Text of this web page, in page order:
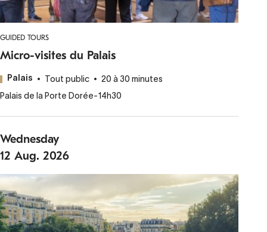
GUIDED TOURS
Micro-visites du Palais
Palais Tout public
20 à 30 minutes
Palais de la Porte Dorée-14h30
Wednesday
12 Aug. 2026